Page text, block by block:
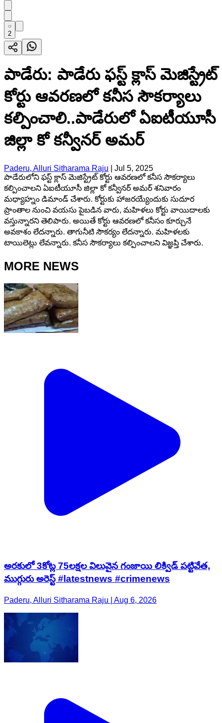
2
పాడేరు: పాడేరు ఫస్ట్ క్లాస్ మెజిస్ట్రేట్
కోర్టు ఆవరణలో కనీస సౌకర్యాలు
కల్పించాలి..పాడేరులో ఏఐటీయూసీ
జిల్లా కో కన్వీనర్ అమర్
Paderu, Alluri Sitharama Raju
Jul 5, 2025
పాడేరులోని ఫస్ట్ క్లాస్ మెజిస్ట్రేట్ కోర్టు ఆవరణలో కనీస సౌకర్యాలు
కల్పించాలని ఏఐటీయూసీ జిల్లా కో కన్వీనర్ అమర్ శనివారం
మధ్యాహ్నం డిమాండ్ చేశారు. కోర్టుకు హాజరయ్యేందుకు సుదూర
ప్రాంతాల నుంచి వయసు పైబడిన వారు, మహిళలు కోర్టు వాయిదాలకు
వస్తున్నారని తెలిపారు. అయితే కోర్టు ఆవరణలో కనీసం కూర్చునే
అవకాశం లేదన్నారు. తాగునీటి సౌకర్యం లేదన్నారు. మహిళలకు
టాయిలెట్లు లేవన్నారు. కనీస సౌకర్యాలు కల్పించాలని విజ్ఞప్తి చేశారు.
MORE NEWS
అరకులో 3కోట్ల 75లక్షల విలువైన గంజాయి లిక్విడ్ పట్టివేత,
ముగ్గురు అరెస్ట్ #latestnews #crimenews
Paderu, Alluri Sitharama Raju | Aug 6, 2026